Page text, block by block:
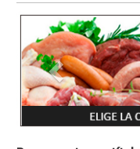
Previous